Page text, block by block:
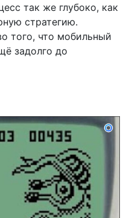
так же глубоко, как
стратегию.
того, что мобильный
задолго до